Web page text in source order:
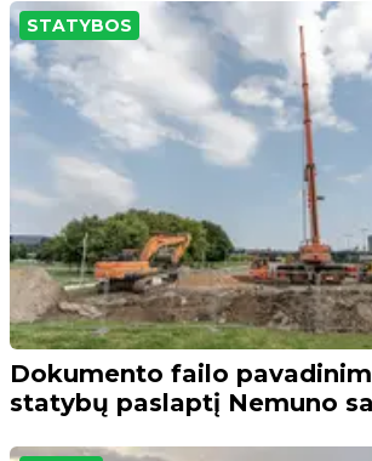
STATYBOS
Dokumento failo
statybų paslaptį Nemuno